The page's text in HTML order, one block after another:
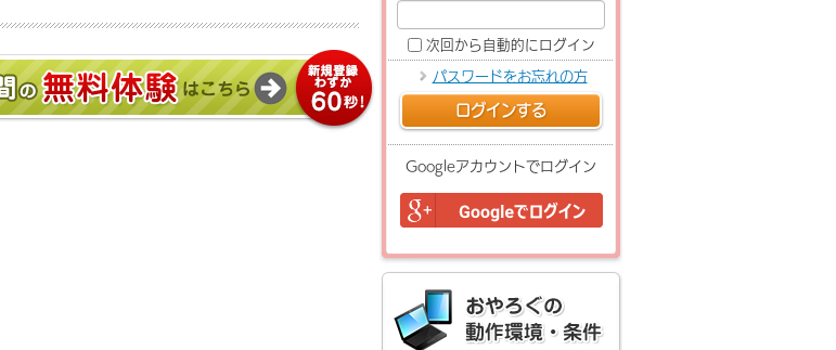
次回から自動的にログイン
パスワードをお忘れの方
ログインする
Googleアカウントでログイン